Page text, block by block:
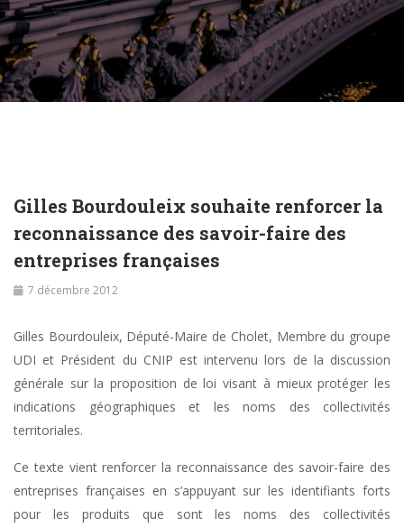
Gilles Bourdouleix souhaite renforcer la
reconnaissance des savoir-faire des
entreprises françaises
7 décembre 2012
Gilles Bourdouleix, Député-Maire de Cholet, Membre du groupe
UDI et Président du CNIP est intervenu lors de la discussion
générale sur la proposition de loi visant à mieux protéger les
indications géographiques et les noms des collectivités
territoriales.
Ce texte vient renforcer la reconnaissance des savoir-faire des
entreprises françaises en s’appuyant sur les identifiants forts
pour les produits que sont les noms des collectivités